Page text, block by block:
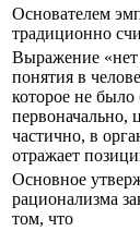
Основателем
традиционно
Выражение
понятия в
которое не
первоначально,
частично, в
отражает
Основное
рационализма
том, что